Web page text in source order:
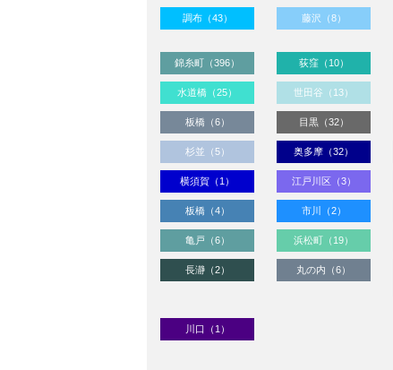
調布（43） 藤沢（8）
錦糸町（396） 荻窪（10）
水道橋（25） 世田谷（13）
板橋（6） 目黒（32）
杉並（5） 奥多摩（32）
横須賀（1） 江戸川区（3）
板橋（4） 市川（2）
亀戸（6） 浜松町（19）
長瀞（2） 丸の内（6）
川口（1）